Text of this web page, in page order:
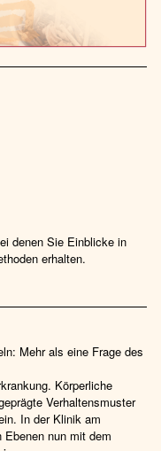
denen Sie Einblicke in
erhalten.
Mehr als eine Frage des
Körperliche
Verhaltensmuster
In der Klinik am
nun mit dem